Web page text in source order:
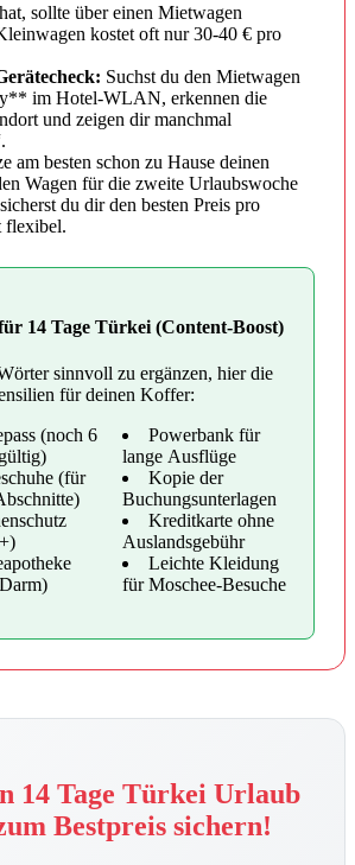
sollte über einen Mietwagen
kostet oft nur 30-40 € pro
Suchst du den Mietwagen
im Hotel-WLAN, erkennen die
und zeigen dir manchmal
am besten schon zu Hause deinen
Wagen für die zweite Urlaubswoche
du dir den besten Preis pro
flexibel.
14 Tage Türkei (Content-Boost)
sinnvoll zu ergänzen, hier die
für deinen Koffer:
(noch 6
(für
Powerbank für
lange Ausflüge
Kopie der
Buchungsunterlagen
Kreditkarte ohne
Auslandsgebühr
Leichte Kleidung
für Moschee-Besuche
14 Tage Türkei Urlaub
Bestpreis sichern!